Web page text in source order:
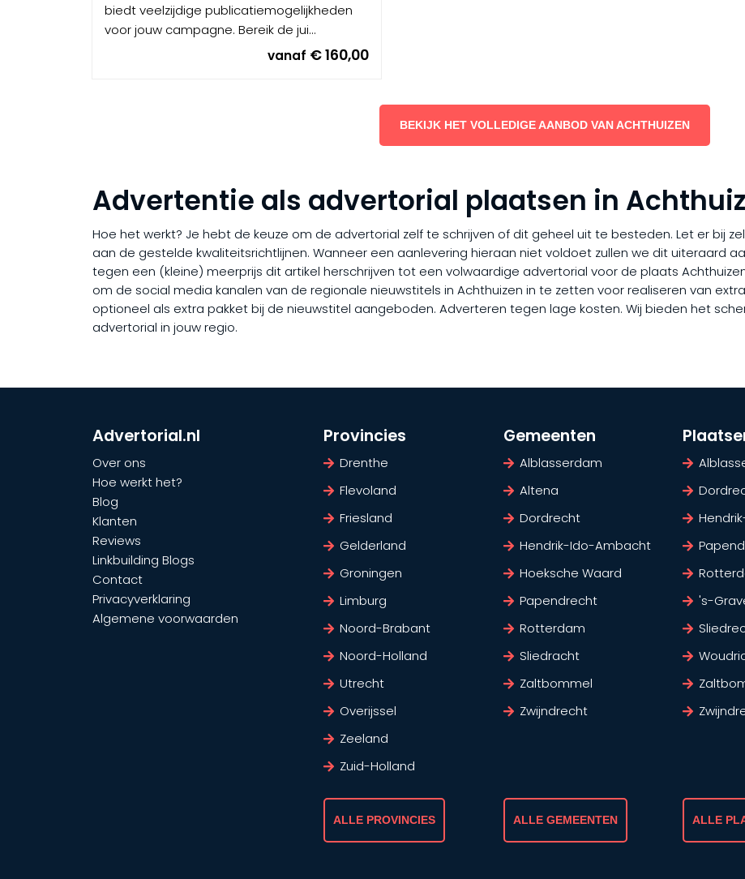
biedt veelzijdige publicatiemogelijkheden
voor jouw campagne. Bereik de jui...
vanaf € 160,00
BEKIJK HET VOLLEDIGE AANBOD VAN ACHTHUIZEN
Advertentie als advertorial plaatsen in
Hoe het werkt? Je hebt de keuze om de advertorial zelf te schrijven of dit geheel uit te besteden. Let er bij
aan de gestelde kwaliteitsrichtlijnen. Wanneer een aanlevering hieraan niet voldoet zullen we dit uiteraard
tegen een (kleine) meerprijs dit artikel herschrijven tot een volwaardige advertorial voor de plaats
om de social media kanalen van de regionale nieuwstitels in Achthuizen in te zetten voor realiseren van
optioneel als extra pakket bij de nieuwstitel aangeboden. Adverteren tegen lage kosten. Wij bieden het
advertorial in jouw regio.
Advertorial.nl
Over ons
Hoe werkt het?
Blog
Klanten
Reviews
Linkbuilding Blogs
Contact
Privacyverklaring
Algemene voorwaarden
Provincies
Drenthe
Flevoland
Friesland
Gelderland
Groningen
Limburg
Noord-Brabant
Noord-Holland
Utrecht
Overijssel
Zeeland
Zuid-Holland
ALLE PROVINCIES
Gemeenten
Alblasserdam
Altena
Dordrecht
Hendrik-Ido-Ambacht
Hoeksche Waard
Papendrecht
Rotterdam
Sliedracht
Zaltbommel
Zwijndrecht
ALLE GEMEENTEN
's-
ALLE